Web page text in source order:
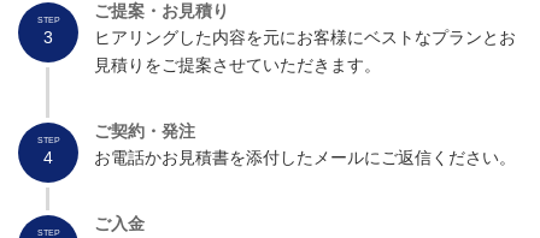
ご提案・お見積り
ヒアリングした内容を元にお客様にベストなプランとお
見積りをご提案させていただきます。
STEP
3
ご契約・発注
お電話かお見積書を添付したメールにご返信ください。
STEP
4
ご入金
STEP